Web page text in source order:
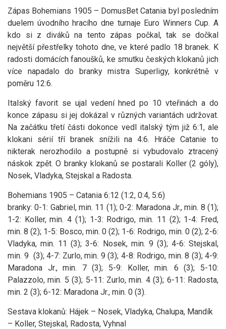
Zápas Bohemians 1905 – DomusBet Catania byl posledním
duelem úvodního hracího dne turnaje Euro Winners Cup. A
kdo si z diváků na tento zápas počkal, tak se dočkal
největší přestřelky tohoto dne, ve které padlo 18 branek. K
radosti domácích fanoušků, ke smutku českých klokanů jich
více napadalo do branky mistra Superligy, konkrétně v
poměru 12:6.
Italský favorit se ujal vedení hned po 10 vteřinách a do
konce zápasu si jej dokázal v různých variantách udržovat.
Na začátku třetí části dokonce vedl italský tým již 6:1, ale
klokani sérií tří branek snížili na 4:6. Hráče Catanie to
nikterak nerozhodilo a postupně si vybudovalo ztracený
náskok zpět. O branky klokanů se postarali Koller (2 góly),
Nosek, Vladyka, Stejskal a Radosta.
Bohemians 1905 – Catania 6:12 (1:2, 0:4, 5:6)
branky: 0-1: Gabriel, min. 11 (1); 0-2: Maradona Jr., min. 8 (1);
1-2: Koller, min. 4 (1); 1-3: Rodrigo, min. 11 (2); 1-4: Fred,
min. 8 (2); 1-5: Bosco, min. 0 (2); 1-6: Rodrigo, min. 0 (2); 2-6:
Vladyka, min. 11 (3); 3-6: Nosek, min. 9 (3); 4-6: Stejskal,
min. 9 (3); 4-7: Zurlo, min. 9 (3); 4-8: Rodrigo, min. 8 (3); 4-9:
Maradona Jr., min. 7 (3); 5-9: Koller, min. 6 (3); 5-10:
Palazzolo, min. 5 (3); 5-11: Zurlo, min. 4 (3); 6-11: Radosta,
min. 2 (3); 6-12: Maradona Jr., min. 0 (3).
Sestava klokanů: Hájek – Nosek, Vladyka, Chalupa, Mandík
– Koller, Stejskal, Radosta, Vyhnal